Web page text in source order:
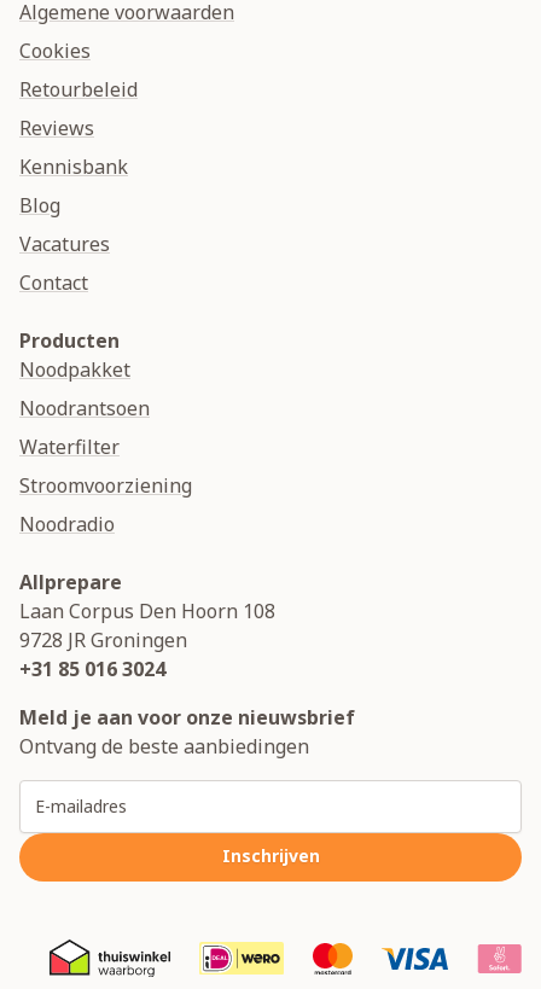
Algemene voorwaarden
Cookies
Retourbeleid
Reviews
Kennisbank
Blog
Vacatures
Contact
Producten
Noodpakket
Noodrantsoen
Waterfilter
Stroomvoorziening
Noodradio
Allprepare
Laan Corpus Den Hoorn 108
9728 JRGroningen
+31 85 016 3024
Meld je aan voor onze nieuwsbrief
Ontvang de beste aanbiedingen
Inschrijven